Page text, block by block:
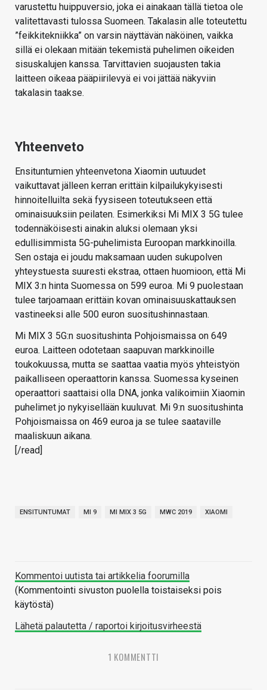
varustettu huippuversio, joka ei ainakaan tällä tietoa ole
valitettavasti tulossa Suomeen. Takalasin alle toteutettu
”feikkitekniikka” on varsin näyttävän näköinen, vaikka
sillä ei olekaan mitään tekemistä puhelimen oikeiden
sisuskalujen kanssa. Tarvittavien suojausten takia
laitteen oikeaa pääpiirilevyä ei voi jättää näkyviin
takalasin taakse.
Yhteenveto
Ensituntumien yhteenvetona Xiaomin uutuudet
vaikuttavat jälleen kerran erittäin kilpailukykyisesti
hinnoitelluilta sekä fyysiseen toteutukseen että
ominaisuuksiin peilaten. Esimerkiksi Mi MIX 3 5G tulee
todennäköisesti ainakin aluksi olemaan yksi
edullisimmista 5G-puhelimista Euroopan markkinoilla.
Sen ostaja ei joudu maksamaan uuden sukupolven
yhteystuesta suuresti ekstraa, ottaen huomioon, että Mi
MIX 3:n hinta Suomessa on 599 euroa. Mi 9 puolestaan
tulee tarjoamaan erittäin kovan ominaisuuskattauksen
vastineeksi alle 500 euron suositushinnastaan.
Mi MIX 3 5G:n suositushinta Pohjoismaissa on 649
euroa. Laitteen odotetaan saapuvan markkinoille
toukokuussa, mutta se saattaa vaatia myös yhteistyön
paikalliseen operaattorin kanssa. Suomessa kyseinen
operaattori saattaisi olla DNA, jonka valikoimiin Xiaomin
puhelimet jo nykyisellään kuuluvat. Mi 9:n suositushinta
Pohjoismaissa on 469 euroa ja se tulee saataville
maaliskuun aikana.
[/read]
ENSITUNTUMAT MI 9 MI MIX 3 5G MWC 2019 XIAOMI
Kommentoi uutista tai artikkelia foorumilla
(Kommentointi sivuston puolella toistaiseksi pois
käytöstä)
Lähetä palautetta / raportoi kirjoitusvirheestä
1 KOMMENTTI